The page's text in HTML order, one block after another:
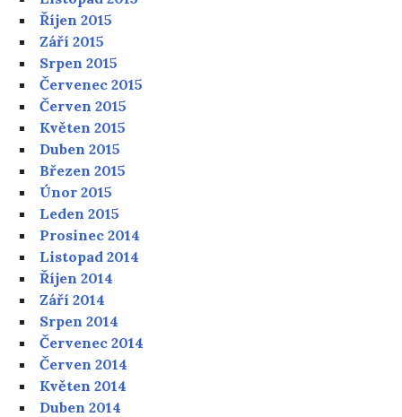
Říjen 2015
Září 2015
Srpen 2015
Červenec 2015
Červen 2015
Květen 2015
Duben 2015
Březen 2015
Únor 2015
Leden 2015
Prosinec 2014
Listopad 2014
Říjen 2014
Září 2014
Srpen 2014
Červenec 2014
Červen 2014
Květen 2014
Duben 2014